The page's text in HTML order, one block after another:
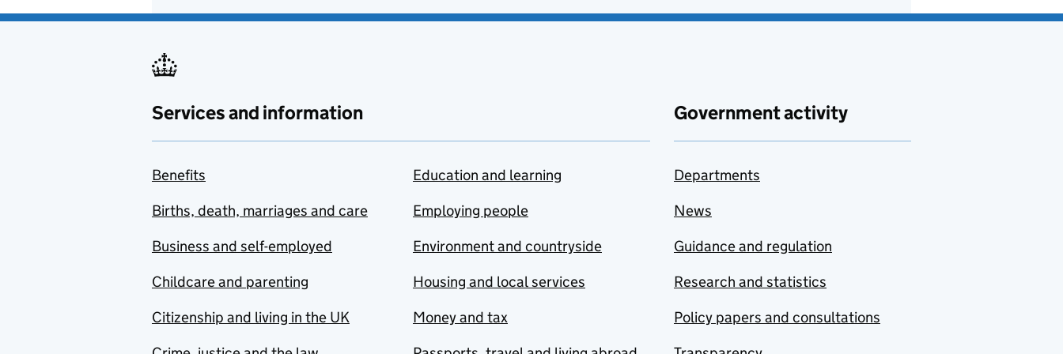
Services and information
Benefits
Births, death, marriages and care
Business and self-employed
Childcare and parenting
Citizenship and living in the UK
Education and learning
Employing people
Environment and countryside
Housing and local services
Money and tax
Government activity
Departments
News
Guidance and regulation
Research and statistics
Policy papers and consultations